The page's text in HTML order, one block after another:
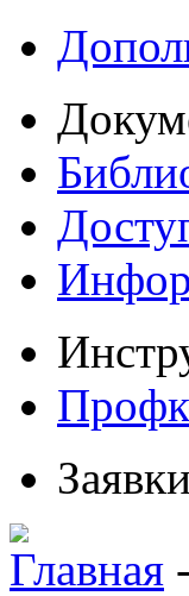
Заявки
Главная -